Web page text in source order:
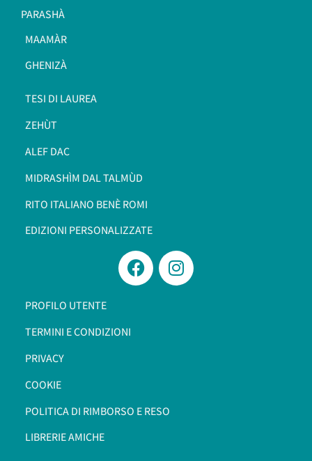
PARASHÀ
MAAMÀR
GHENIZÀ
TESI DI LAUREA
ZEHÙT
ALEF DAC
MIDRASHÌM DAL TALMÙD
RITO ITALIANO BENÈ ROMI​
EDIZIONI PERSONALIZZATE
PROFILO UTENTE
TERMINI E CONDIZIONI
PRIVACY
COOKIE
POLITICA DI RIMBORSO E RESO
LIBRERIE AMICHE